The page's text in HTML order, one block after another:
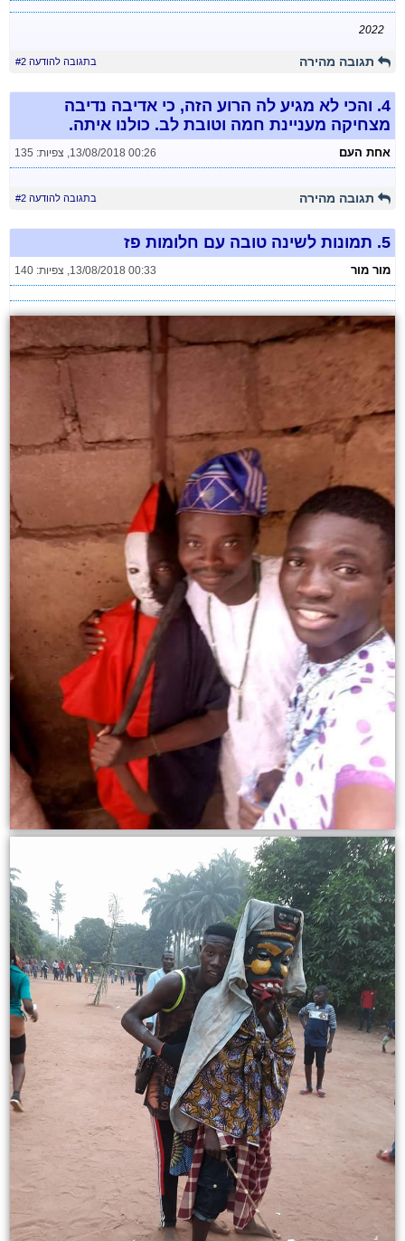
2022
תגובה מהירה בתגובה להודעה #2
4. והכי לא מגיע לה הרוע הזה, כי אדיבה נדיבה
מצחיקה מעניינת חמה וטובת לב. כולנו איתה.
אחת העם 13/08/2018 00:26 צפיות: 135
תגובה מהירה בתגובה להודעה #2
5. תמונות לשינה טובה עם חלומות פז
מור מור 13/08/2018 00:33 צפיות: 140